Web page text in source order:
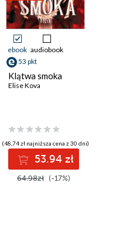
ebook audiobook
53 pkt
Klątwa smoka
Elise Kova
(48,74 zł najniższa cena z 30 dni)
53.94 zł
64.98zł (-17%)